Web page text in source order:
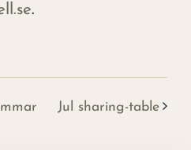
.
Jul sharing-table